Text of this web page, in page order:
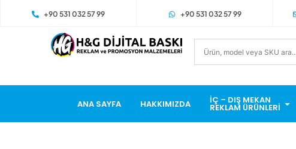
+90 531 032 57 99 +90 531 032 57 99
ANA SAYFA HAKKIMIZDA İÇ – DIŞ MEKAN
REKLAM ÜRÜNLERI